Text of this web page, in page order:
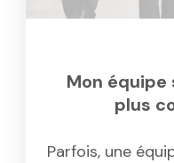
Mon équipe
plus
Parfois, une